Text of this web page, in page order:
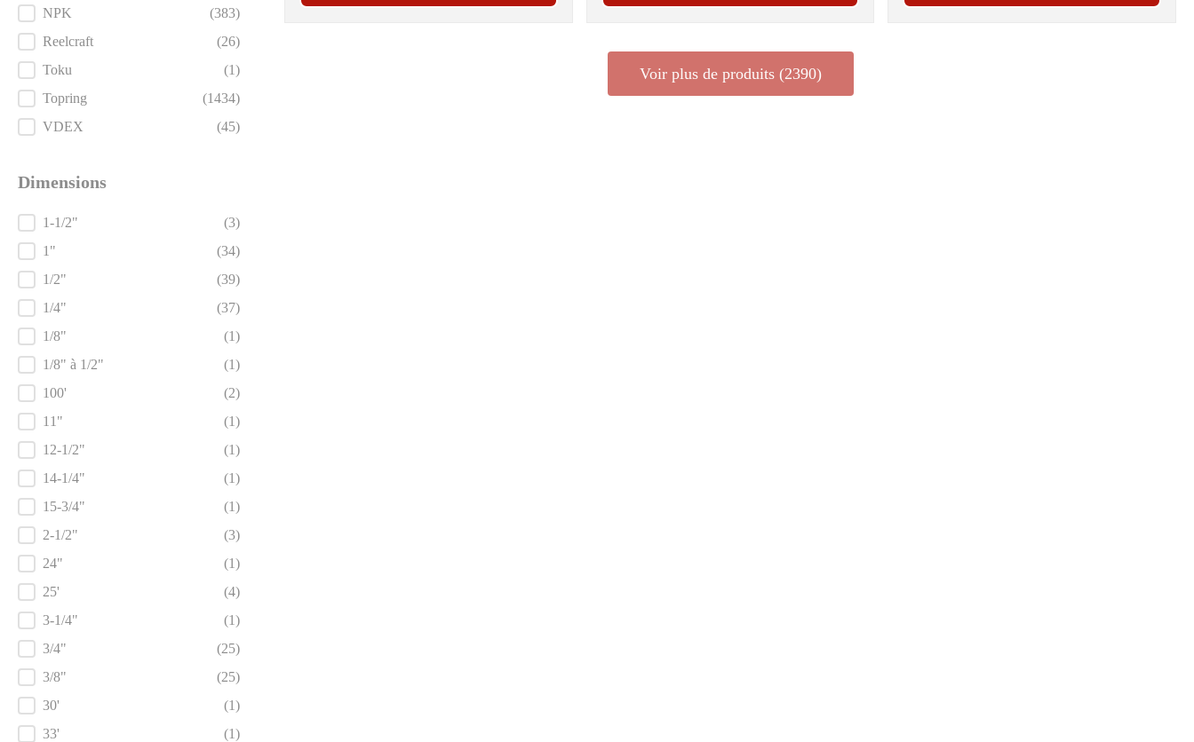
NPK
(383)
Reelcraft
(26)
Toku
(1)
Topring
(1434)
VDEX
(45)
Dimensions
Dimensions
1-1/2"
(3)
1"
(34)
1/2"
(39)
1/4"
(37)
1/8"
(1)
1/8" à 1/2"
(1)
100'
(2)
11"
(1)
12-1/2"
(1)
14-1/4"
(1)
15-3/4"
(1)
2-1/2"
(3)
24"
(1)
25'
(4)
3-1/4"
(1)
3/4"
(25)
3/8"
(25)
30'
(1)
33'
(1)
Voir plus de produits (2390)